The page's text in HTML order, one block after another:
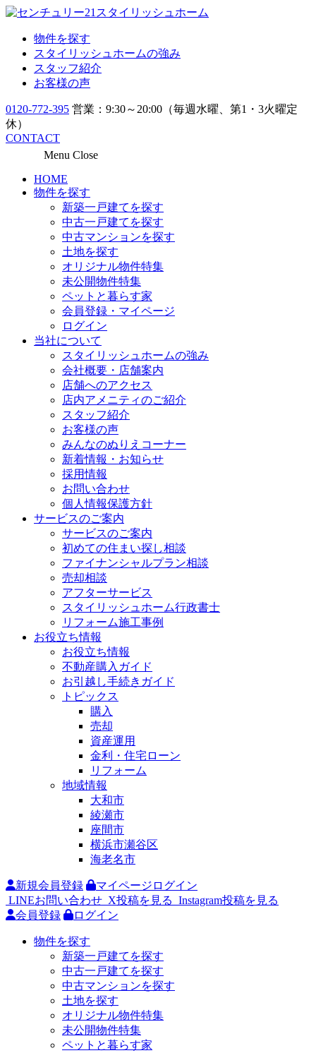
物件を探す
スタイリッシュホームの強み
スタッフ紹介
お客様の声
0120-772-395 営業：9:30～20:00（毎週水曜、第1・3火曜定
休）
CONTACT
Menu Close
HOME
物件を探す
新築一戸建てを探す
中古一戸建てを探す
中古マンションを探す
土地を探す
オリジナル物件特集
未公開物件特集
ペットと暮らす家
会員登録・マイページ
ログイン
当社について
スタイリッシュホームの強み
会社概要・店舗案内
店舗へのアクセス
店内アメニティのご紹介
スタッフ紹介
お客様の声
みんなのぬりえコーナー
新着情報・お知らせ
採用情報
お問い合わせ
個人情報保護方針
サービスのご案内
サービスのご案内
初めての住まい探し相談
ファイナンシャルプラン相談
売却相談
アフターサービス
スタイリッシュホーム行政書士
リフォーム施工事例
お役立ち情報
お役立ち情報
不動産購入ガイド
お引越し手続きガイド
トピックス
購入
売却
資産運用
金利・住宅ローン
リフォーム
地域情報
大和市
綾瀬市
座間市
横浜市瀬谷区
海老名市
新規会員登録
マイページログイン
LINEお問い合わせ X投稿を見る Instagram投稿を見る
会員登録
ログイン
物件を探す
新築一戸建てを探す
中古一戸建てを探す
中古マンションを探す
土地を探す
オリジナル物件特集
未公開物件特集
ペットと暮らす家